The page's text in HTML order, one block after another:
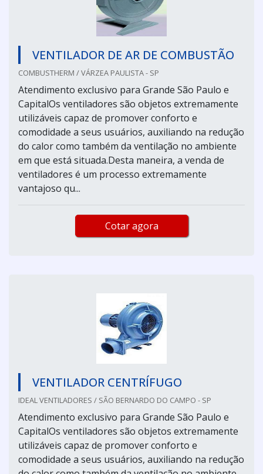
VENTILADOR DE AR DE COMBUSTÃO
COMBUSTHERM / VÁRZEA PAULISTA - SP
Atendimento exclusivo para Grande São Paulo e
CapitalOs ventiladores são objetos extremamente
utilizáveis capaz de promover conforto e
comodidade a seus usuários, auxiliando na redução
do calor como também da ventilação no ambiente
em que está situada.Desta maneira, a venda de
ventiladores é um processo extremamente
vantajoso qu...
Cotar agora
VENTILADOR CENTRÍFUGO
IDEAL VENTILADORES / SÃO BERNARDO DO CAMPO - SP
Atendimento exclusivo para Grande São Paulo e
CapitalOs ventiladores são objetos extremamente
utilizáveis capaz de promover conforto e
comodidade a seus usuários, auxiliando na redução